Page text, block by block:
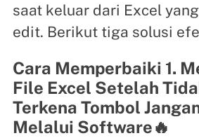
saat keluar dari Excel
edit. Berikut tiga solusi
Cara Memperbaiki 1.
File Excel Setelah
Terkena Tombol
Melalui Software🔥